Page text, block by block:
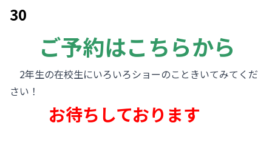
30
ご予約はこちらから
2年生の在校生にいろいろショーのこときいてみてくだ
さい！
お待ちしております